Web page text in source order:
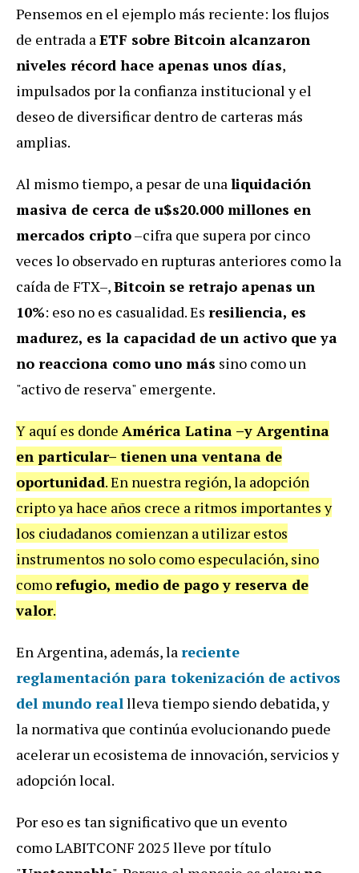
Pensemos en el ejemplo más reciente: los flujos
de entrada aETF sobre Bitcoin alcanzaron
niveles récord hace apenas unos días,
impulsados por la confianza institucional y el
deseo de diversificar dentro de carteras más
amplias.
Al mismo tiempo, a pesar de unaliquidación
masiva de cerca de u$s20.000 millones en
mercados cripto–cifra que supera por cinco
veces lo observado en rupturas anteriores como la
caída de FTX–,Bitcoin se retrajo apenas un
10%: eso no es casualidad. Es resiliencia, es
madurez, es la capacidad de un activo que ya
no reacciona como uno más sino como un
"activo de reserva" emergente.
Y aquí es donde América Latina –y Argentina
en particular– tienen una ventana de
oportunidad. En nuestra región, la adopción
cripto ya hace años crece a ritmos importantes y
los ciudadanos comienzan a utilizar estos
instrumentos no solo como especulación, sino
comorefugio, medio de pago y reserva de
valor.
En Argentina, además, lareciente
reglamentación para tokenización de activos
del mundo reallleva tiempo siendo debatida, y
la normativa que continúa evolucionando puede
acelerar un ecosistema de innovación, servicios y
adopción local.
Por eso es tan significativo que un evento
como LABITCONF 2025 lleve por título